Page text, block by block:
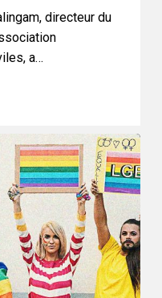
directeur du
a…